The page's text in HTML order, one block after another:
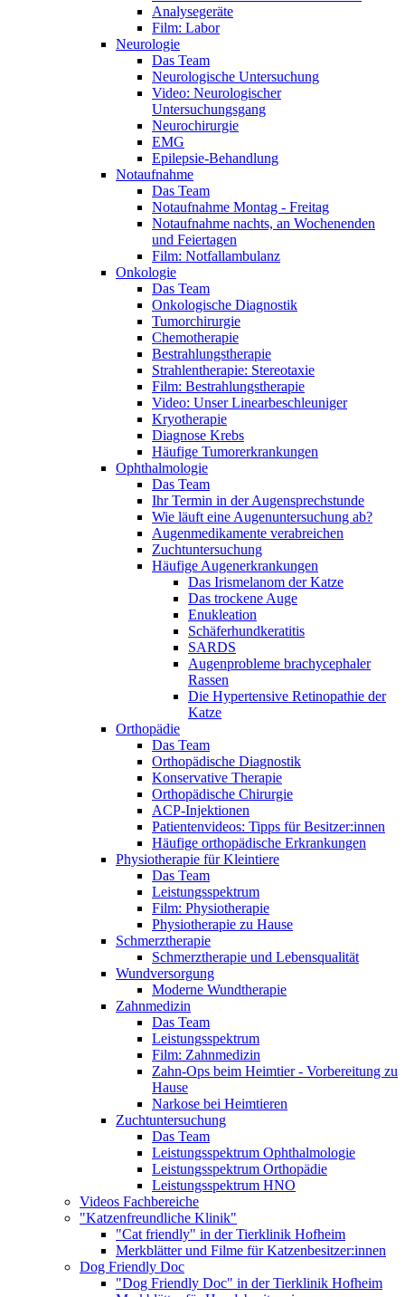
Analysegeräte
Film: Labor
Neurologie
Das Team
Neurologische Untersuchung
Video: Neurologischer
Untersuchungsgang
Neurochirurgie
EMG
Epilepsie-Behandlung
Notaufnahme
Das Team
Notaufnahme Montag - Freitag
Notaufnahme nachts, an Wochenenden
und Feiertagen
Film: Notfallambulanz
Onkologie
Das Team
Onkologische Diagnostik
Tumorchirurgie
Chemotherapie
Bestrahlungstherapie
Strahlentherapie: Stereotaxie
Film: Bestrahlungstherapie
Video: Unser Linearbeschleuniger
Kryotherapie
Diagnose Krebs
Häufige Tumorerkrankungen
Ophthalmologie
Das Team
Ihr Termin in der Augensprechstunde
Wie läuft eine Augenuntersuchung ab?
Augenmedikamente verabreichen
Zuchtuntersuchung
Häufige Augenerkrankungen
Das Irismelanom der Katze
Das trockene Auge
Enukleation
Schäferhundkeratitis
SARDS
Augenprobleme brachycephaler
Rassen
Die Hypertensive Retinopathie der
Katze
Orthopädie
Das Team
Orthopädische Diagnostik
Konservative Therapie
Orthopädische Chirurgie
ACP-Injektionen
Patientenvideos: Tipps für Besitzer:innen
Häufige orthopädische Erkrankungen
Physiotherapie für Kleintiere
Das Team
Leistungsspektrum
Film: Physiotherapie
Physiotherapie zu Hause
Schmerztherapie
Schmerztherapie und Lebensqualität
Wundversorgung
Moderne Wundtherapie
Zahnmedizin
Das Team
Leistungsspektrum
Film: Zahnmedizin
Zahn-Ops beim Heimtier - Vorbereitung zu
Hause
Narkose bei Heimtieren
Zuchtuntersuchung
Das Team
Leistungsspektrum Ophthalmologie
Leistungsspektrum Orthopädie
Leistungsspektrum HNO
Videos Fachbereiche
"Katzenfreundliche Klinik"
"Cat friendly" in der Tierklinik Hofheim
Merkblätter und Filme für Katzenbesitzer:innen
Dog Friendly Doc
"Dog Friendly Doc" in der Tierklinik Hofheim